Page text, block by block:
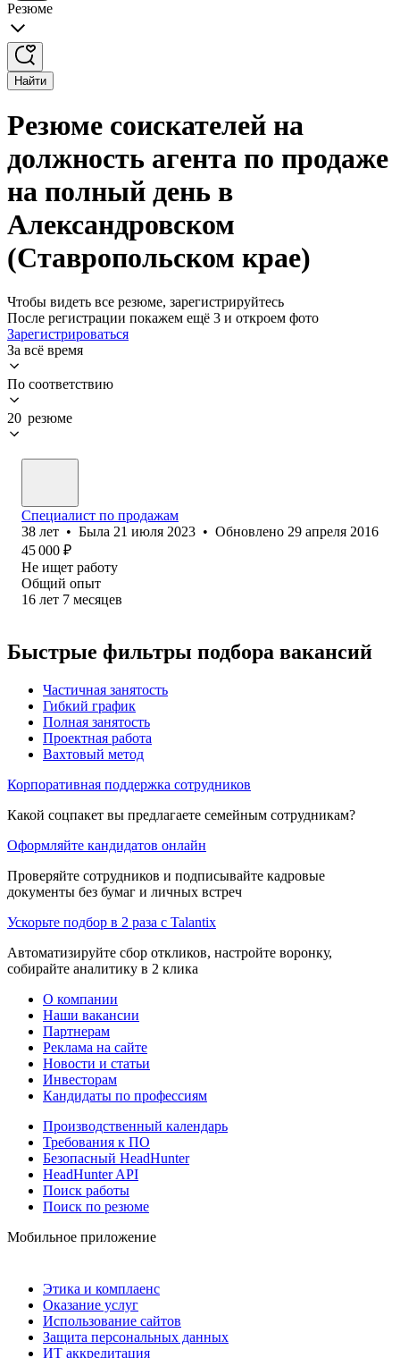
Резюме
Найти
Резюме соискателей на
должность агента по продаже
на полный день в
Александровском
(Ставропольском крае)
Чтобы видеть все резюме, зарегистрируйтесь
После регистрации покажем ещё 3 и откроем фото
Зарегистрироваться
За всё время
По соответствию
20 резюме
Специалист по продажам
38 лет • Была 21 июля 2023 • Обновлено 29 апреля 2016
45 000 ₽
Не ищет работу
Общий опыт
16 лет 7 месяцев
Быстрые фильтры подбора вакансий
Частичная занятость
Гибкий график
Полная занятость
Проектная работа
Вахтовый метод
Корпоративная поддержка сотрудников
Какой соцпакет вы предлагаете семейным сотрудникам?
Оформляйте кандидатов онлайн
Проверяйте сотрудников и подписывайте кадровые
документы без бумаг и личных встреч
Ускорьте подбор в 2 раза с Talantix
Автоматизируйте сбор откликов, настройте воронку,
собирайте аналитику в 2 клика
О компании
Наши вакансии
Партнерам
Реклама на сайте
Новости и статьи
Инвесторам
Кандидаты по профессиям
Производственный календарь
Требования к ПО
Безопасный HeadHunter
HeadHunter API
Поиск работы
Поиск по резюме
Мобильное приложение
Этика и комплаенс
Оказание услуг
Использование сайтов
Защита персональных данных
ИТ аккредитация